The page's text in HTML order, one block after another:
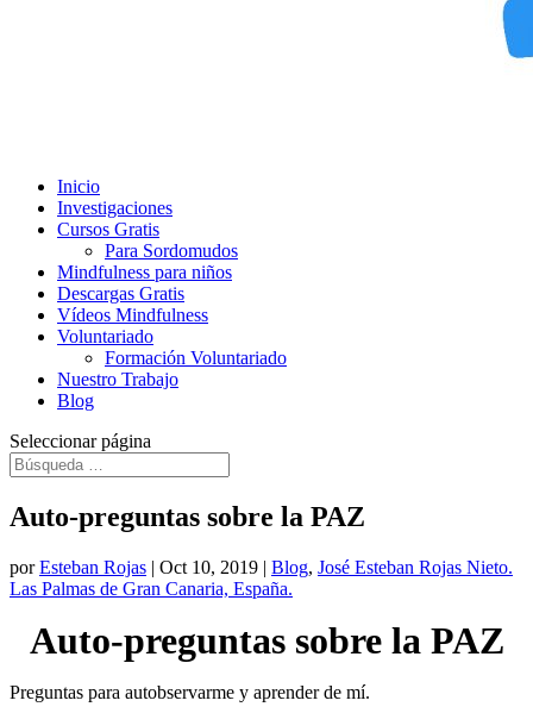
Inicio
Investigaciones
Cursos Gratis
Para Sordomudos
Mindfulness para niños
Descargas Gratis
Vídeos Mindfulness
Voluntariado
Formación Voluntariado
Nuestro Trabajo
Blog
Seleccionar página
Auto-preguntas sobre la PAZ
porEsteban Rojas | Oct 10, 2019 | Blog, José Esteban Rojas Nieto.
Las Palmas de Gran Canaria, España.
Auto-preguntas sobre la PAZ
Preguntas para autobservarme y aprender de mí.